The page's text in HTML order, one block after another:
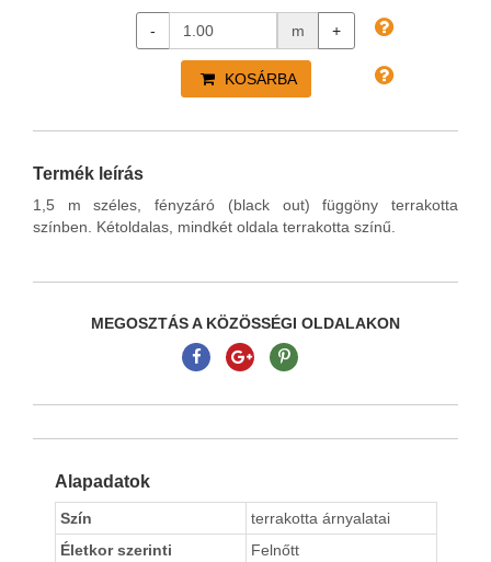
- m +
KOSÁRBA
Termék leírás
1,5 m széles, fényzáró (black out) függöny terrakotta
színben. Kétoldalas, mindkét oldala terrakotta színű.
MEGOSZTÁS A KÖZÖSSÉGI OLDALAKON
Alapadatok
Szín
terrakotta árnyalatai
Életkor szerinti
Felnőtt